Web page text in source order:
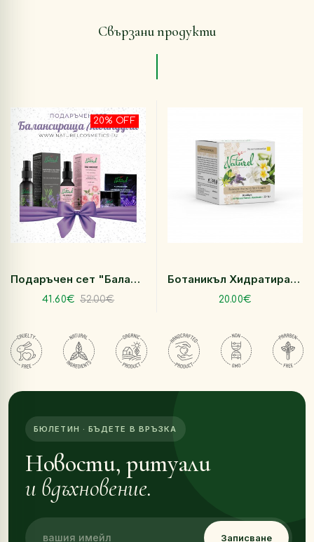
Свързани продукти
20% OFF
Подаръчен сет "Балансираща лавандула"
41.60€ 52.00€
Ботаникъл Хидратиращ крем за лице 30 мл
20.00€
БЮЛЕТИН · БЪДЕТЕ В ВРЪЗКА
Новости, ритуали
и вдъхновение.
Записване